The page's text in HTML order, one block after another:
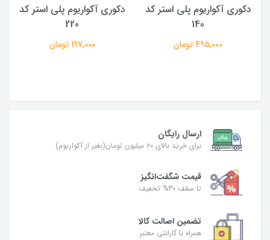
دکوری آکواریوم پلی استر کد
140
495,000 تومان
دکوری آکواریوم پلی استر کد
220
197,000 تومان
ارسال رایگان
برای خرید بالای ۲۰ میلیون تومان(بغیر از آکواریوم)
قیمت شگفت‌انگیز
تا سقف 30% تخفیف
تضمین اصالت کالا
همراه با گارانتی معتبر